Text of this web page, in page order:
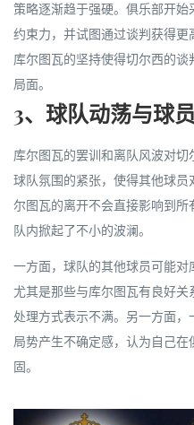
策略逐渐趋于强硬。俱乐部开
约束力，并试图通过谈判获得
库尔图瓦的坚持使得切尔西的
局面。
3、球队动荡与球
库尔图瓦的罢训和离队风波对切
球队氛围的紧张，使得其他球
尔图瓦的离开不会直接影响到
队内掀起了不小的波澜。
一方面，球队的其他球员可能对
尤其是那些与库尔图瓦有良好
处理方式表示不满。另一方面
局势产生不确定感，认为自己
固。